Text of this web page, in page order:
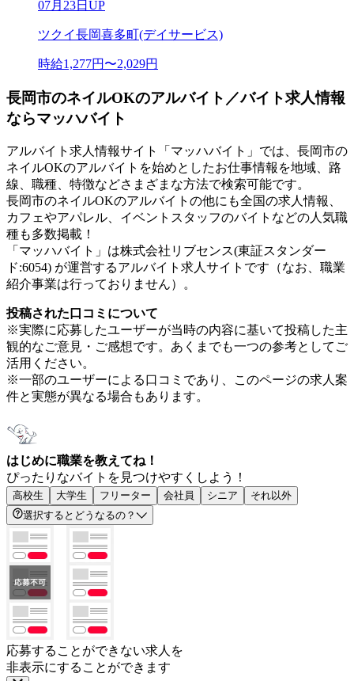
07月23日UP
ツクイ長岡喜多町(デイサービス)
時給1,277円〜2,029円
長岡市のネイルOKのアルバイト／バイト求人情報
ならマッハバイト
アルバイト求人情報サイト「マッハバイト」では、長岡市の
ネイルOKのアルバイトを始めとしたお仕事情報を地域、路
線、職種、特徴などさまざまな方法で検索可能です。
長岡市のネイルOKのアルバイトの他にも全国の求人情報、
カフェやアパレル、イベントスタッフのバイトなどの人気職
種も多数掲載！
「マッハバイト」は株式会社リブセンス(東証スタンダー
ド:6054) が運営するアルバイト求人サイトです（なお、職業
紹介事業は行っておりません）。
投稿された口コミについて
※実際に応募したユーザーが当時の内容に基いて投稿した主
観的なご意見・ご感想です。あくまでも一つの参考としてご
活用ください。
※一部のユーザーによる口コミであり、このページの求人案
件と実態が異なる場合もあります。
はじめに職業を教えてね！
ぴったりなバイトを見つけやすくしよう！
高校生 大学生 フリーター 会社員 シニア
それ以外
選択するとどうなるの？
応募することができない求人を
非表示にすることができます